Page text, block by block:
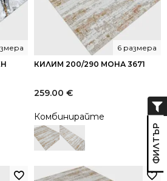
КИЛИМ 200/290 МОНА 3671
6 размера
259.00 €
Комбинирайте